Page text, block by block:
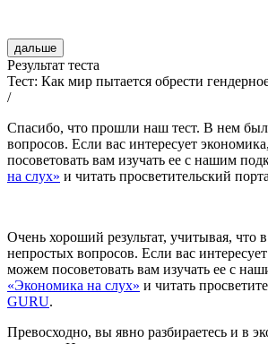
дальше
Результат теста
Тест: Как мир пытается обрести
/
Спасибо, что прошли наш тест. В нем
вопросов. Если вас интересует
посоветовать вам изучать ее с нашим
на слух» и читать просветительский
Очень хороший результат, учитывая, что
непростых вопросов. Если вас
можем посоветовать вам изучать ее с
«Экономика на слух» и читать
GURU.
Превосходно, вы явно разбираетесь и в